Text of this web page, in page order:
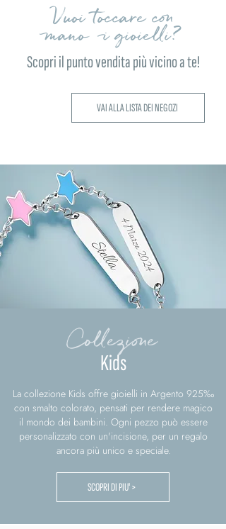
Vuoi toccare con
mano i gioielli?
Scopri il punto vendita più vicino a te!
VAI ALLA LISTA DEI NEGOZI
Collezione
Kids
La collezione Kids offre gioielli in Argento 925‰
con smalto colorato, pensati per rendere magico
il mondo dei bambini. Ogni pezzo può essere
personalizzato con un'incisione, per un regalo
ancora più unico e speciale.
SCOPRI DI PIU' >